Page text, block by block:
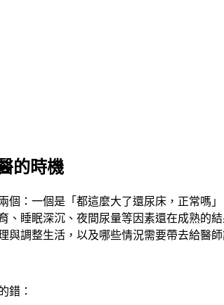
的時機
：一個是「都這麼大了還尿床，正常嗎
睡眠深沉、夜間尿量等因素還在成熟的
調整生活，以及哪些情況需要帶去給醫師
錯：